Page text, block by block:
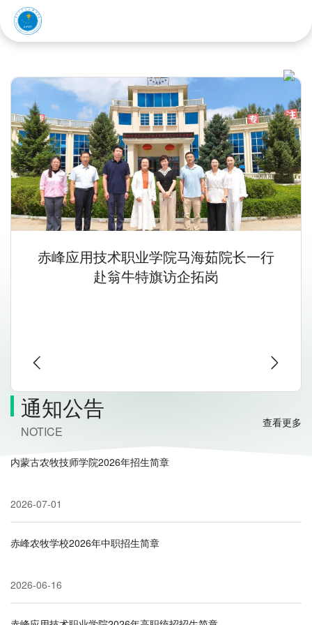
5600+
学院学生（人）
380+
学院教职工（人）
16000+
图书馆图书类资产
（件）
800+
校园面积（公顷）
赤峰应用技术职业学院马海茹院长一行
赴翁牛特旗访企拓岗
查看更多
通知公告
NOTICE
内蒙古农牧技师学院2026年招生简章
2026-07-01
赤峰农牧学校2026年中职招生简章
2026-06-16